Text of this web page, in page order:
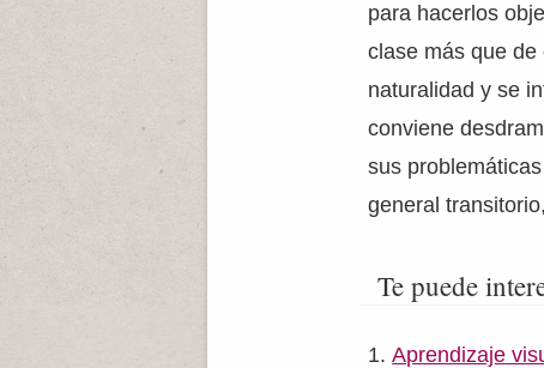
para hacerlos
clase más que
naturalidad y se
conviene
sus
general
Te puede
Aprendizaje